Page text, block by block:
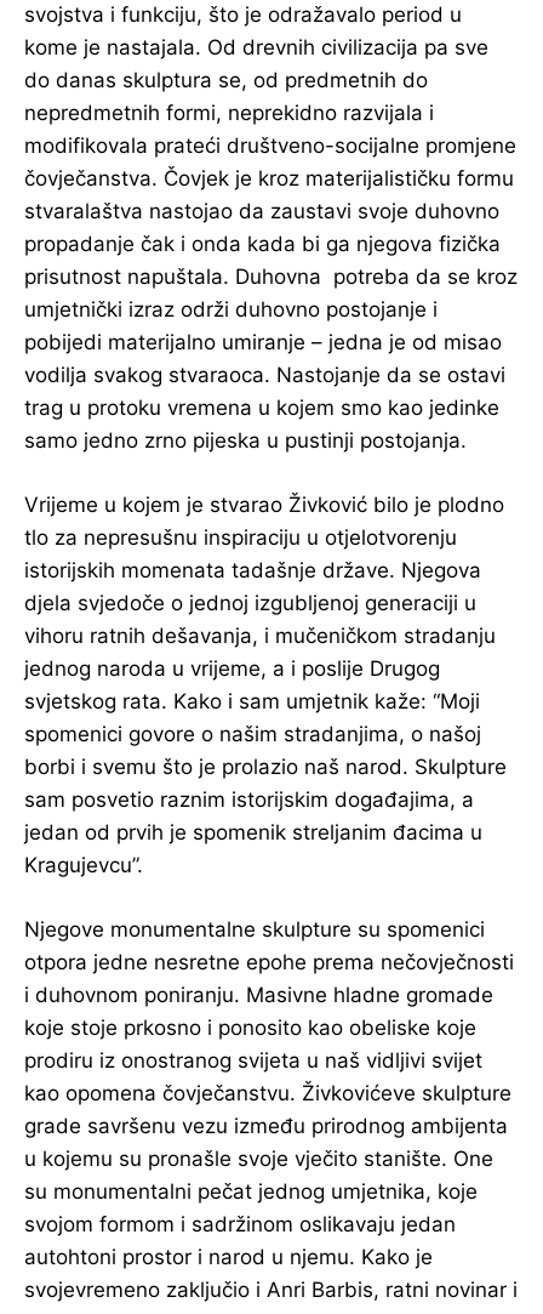
svojstva i funkciju, što je odražavalo period u
kome je nastajala. Od drevnih civilizacija pa sve
do danas skulptura se, od predmetnih do
nepredmetnih formi, neprekidno razvijala i
modifikovala prateći društveno-socijalne promjene
čovječanstva. Čovjek je kroz materijalističku formu
stvaralaštva nastojao da zaustavi svoje duhovno
propadanje čak i onda kada bi ga njegova fizička
prisutnost napuštala. Duhovna potreba da se kroz
umjetnički izraz održi duhovno postojanje i
pobijedi materijalno umiranje – jedna je od misao
vodilja svakog stvaraoca. Nastojanje da se ostavi
trag u protoku vremena u kojem smo kao jedinke
samo jedno zrno pijeska u pustinji postojanja.
Vrijeme u kojem je stvarao Živković bilo je plodno
tlo za nepresušnu inspiraciju u otjelotvorenju
istorijskih momenata tadašnje države. Njegova
djela svjedoče o jednoj izgubljenoj generaciji u
vihoru ratnih dešavanja, i mučeničkom stradanju
jednog naroda u vrijeme, a i poslije Drugog
svjetskog rata. Kako i sam umjetnik kaže: “Moji
spomenici govore o našim stradanjima, o našoj
borbi i svemu što je prolazio naš narod. Skulpture
sam posvetio raznim istorijskim događajima, a
jedan od prvih je spomenik streljanim đacima u
Kragujevcu”.
Njegove monumentalne skulpture su spomenici
otpora jedne nesretne epohe prema nečovječnosti
i duhovnom poniranju. Masivne hladne gromade
koje stoje prkosno i ponosito kao obeliske koje
prodiru iz onostranog svijeta u naš vidljivi svijet
kao opomena čovječanstvu. Živkovićeve skulpture
grade savršenu vezu između prirodnog ambijenta
u kojemu su pronašle svoje vječito stanište. One
su monumentalni pečat jednog umjetnika, koje
svojom formom i sadržinom oslikavaju jedan
autohtoni prostor i narod u njemu. Kako je
svojevremeno zaključio i Anri Barbis, ratni novinar i